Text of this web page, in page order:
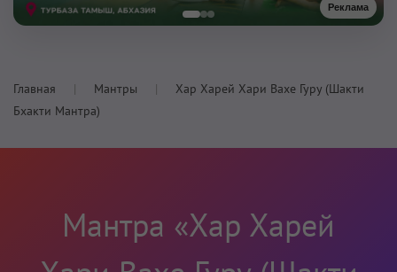
Реклама
Главная Мантры
Хар Харей Хари Вахе Гуру (Шакти
Бхакти Мантра)
Мантра «Хар Харей